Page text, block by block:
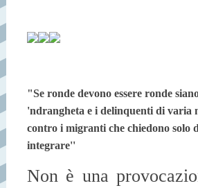
"Se ronde devono essere ronde
'ndrangheta e i delinquenti di varia
contro i migranti che chiedono solo
integrare''
Non è una